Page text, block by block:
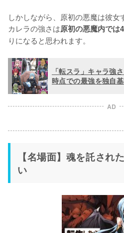
しかしながら、原初の悪魔は彼女
カレラの強さは原初の悪魔内では
りになると思われます。
「転スラ」キャラ強
時点での最強を独自
AD
【名場面】魂を託され
い